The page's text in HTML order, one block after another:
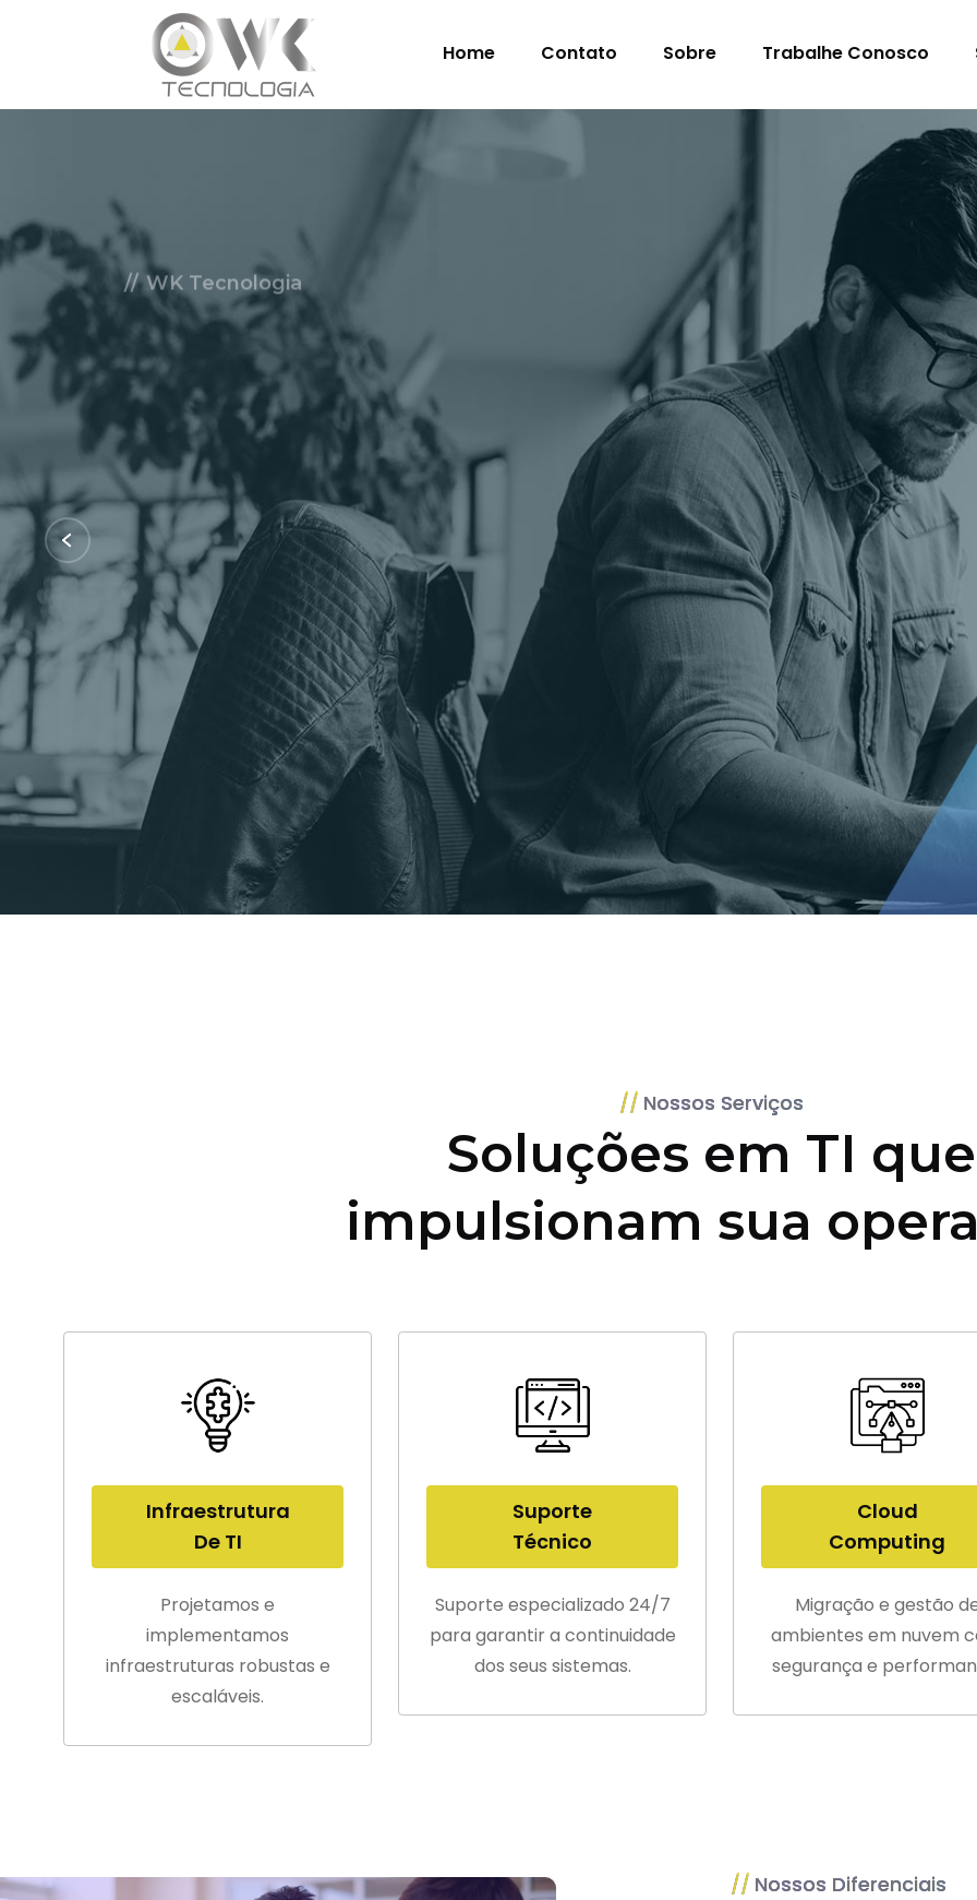
Home Contato Sobre Trabalhe Conosco
WK Tecnologia
Soluções Para
Nuvem.
Certificações: AWS Partner, Microsoft Gold
Fale Conosco
Nossos Serviços
Soluções em TI que
impulsionam sua
Infraestrutura
De TI
Projetamos e
implementamos
infraestruturas robustas e
escaláveis.
Suporte
Técnico
Suporte especializado 24/7
para garantir a continuidade
dos seus sistemas.
Cloud
Computing
Migração e gestão
ambientes em nuvem
segurança e
Nossos Diferenciais